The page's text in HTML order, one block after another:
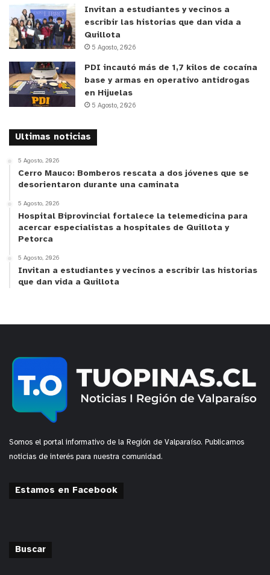
nunca un problema de salud mental o un
padecimiento psíquico. Gran parte de las personas
hemos sufrido algo, lo que pasa es que no ha sido
diagnosticado”,concluyó el psicólogo de la
Universidad de Playa Ancha.
y tú, ¿qué opinas?
Invitan a estudiantes y vecinos a
escribir las historias que dan vida a
Quillota
5 Agosto, 2026
PDI incautó más de 1,7 kilos de cocaína
base y armas en operativo antidrogas
en Hijuelas
5 Agosto, 2026
Ultimas noticias
5 Agosto, 2026
Cerro Mauco: Bomberos rescata a dos jóvenes que se
desorientaron durante una caminata
5 Agosto, 2026
Hospital Biprovincial fortalece la telemedicina para
acercar especialistas a hospitales de Quillota y
Petorca
5 Agosto, 2026
Invitan a estudiantes y vecinos a escribir las historias
que dan vida a Quillota
Somos el portal informativo de la Región de Valparaíso. Publicamos
noticias de interés para nuestra comunidad.
Estamos en Facebook
Buscar